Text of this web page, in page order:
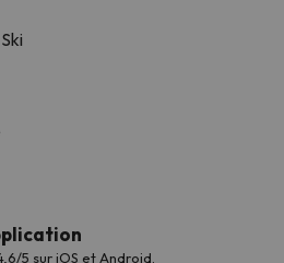
5 sur iOS et Android.